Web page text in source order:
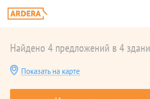
Найдено 4 предложений в 4
Показать на карте